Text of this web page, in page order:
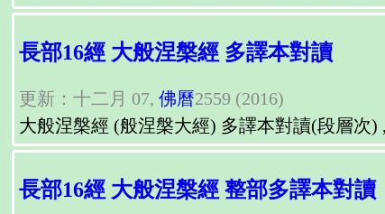
長部16經 大般涅槃經 多譯本對讀
更新：十二月 07, 佛曆2559 (2016)
大般涅槃經 (般涅槃大經) 多譯本對讀(段層次) ,
長部16經 大般涅槃經 整部多譯本對讀